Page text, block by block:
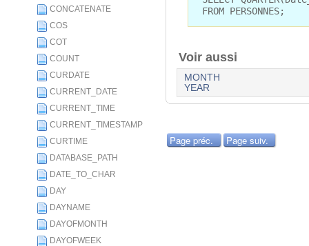
CONCATENATE
COS
COT
COUNT
CURDATE
CURRENT_DATE
CURRENT_TIME
CURRENT_TIMESTAMP
CURTIME
DATABASE_PATH
DATE_TO_CHAR
DAY
DAYNAME
DAYOFMONTH
DAYOFWEEK
FROM PERSONNES;
Voir aussi
MONTH
YEAR
Page préc. Page suiv.